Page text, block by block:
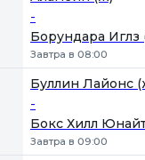
-
Борундара Иглз
Завтра в 08:00
Буллин Лайонс
-
Бокс Хилл
Завтра в 09:00